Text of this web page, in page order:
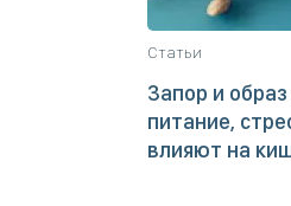
Статьи
Запор и
питание,
влияют на